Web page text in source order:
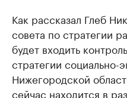
Как рассказал Глеб
совета по стратегии
будет входить
стратегии социально-
Нижегородской
сейчас находится в